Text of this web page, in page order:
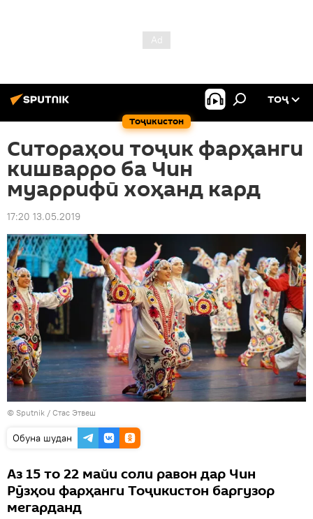
Тоҷикистон
ТОҶ
Ситораҳои тоҷик фарҳанги
кишварро ба Чин
муаррифӣ хоҳанд кард
17:20 13.05.2019
© Sputnik / Стас Этвеш
Обуна шудан
Аз 15 то 22 майи соли равон дар Чин
Рӯзҳои фарҳанги Тоҷикистон баргузор
мегарданд